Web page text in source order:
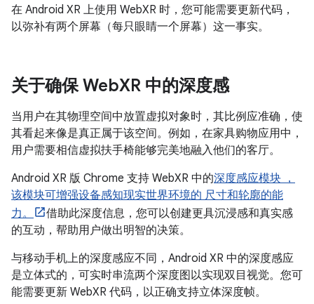
在 Android XR 上使用 WebXR 时，您可能需要更新代码，
以弥补有两个屏幕（每只眼睛一个屏幕）这一事实。
关于确保 WebXR 中的深度感
当用户在其物理空间中放置虚拟对象时，其比例应准确，使
其看起来像是真正属于该空间。例如，在家具购物应用中，
用户需要相信虚拟扶手椅能够完美地融入他们的客厅。
Android XR 版 Chrome 支持 WebXR 中的深度感应模块 ，
该模块可增强设备感知现实世界环境的 尺寸和轮廓的能
力。
借助此深度信息，您可以创建更具沉浸感和真实感
的互动，帮助用户做出明智的决策。
与移动手机上的深度感应不同，Android XR 中的深度感应
是立体式的，可实时串流两个深度图以实现双目视觉。您可
能需要更新 WebXR 代码，以正确支持立体深度帧。